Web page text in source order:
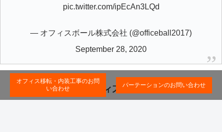
pic.twitter.com/ipEcAn3LQd
— オフィスボール株式会社 (@officeball2017)
September 28, 2020
オフィス移転・内装工事のお問
い合わせ
パーテーションのお問い合わせ